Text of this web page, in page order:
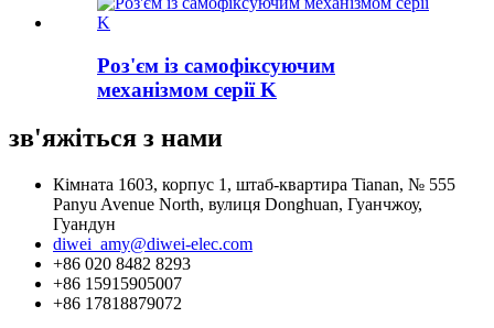
Роз'єм із самофіксуючим
механізмом серії K
зв'яжіться з нами
Кімната 1603, корпус 1, штаб-квартира Tianan, № 555
Panyu Avenue North, вулиця Donghuan, Гуанчжоу,
Гуандун
diwei_amy@diwei-elec.com
+86 020 8482 8293
+86 15915905007
+86 17818879072